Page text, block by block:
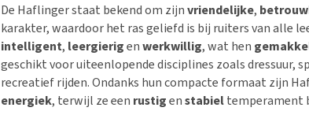
De Haflinger staat bekend om zijnvriendelijke,
karakter, waardoor het ras geliefd is bij ruiters van alle
intelligent, leergierigenwerkwillig, wat hen
geschikt voor uiteenlopende disciplines zoals dressuur,
recreatief rijden. Ondanks hun compacte formaat zijn
energiek, terwijl ze een rustigenstabieltemperament